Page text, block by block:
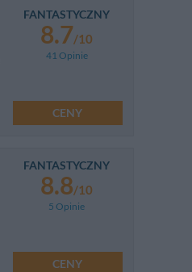
FANTASTYCZNY
8.7/10
41 Opinie
CENY
FANTASTYCZNY
8.8/10
5 Opinie
CENY